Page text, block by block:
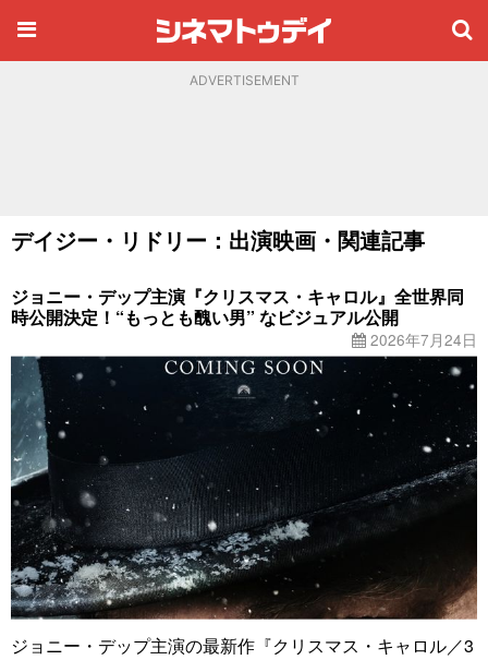
ADVERTISEMENT
デイジー・リドリー：出演映画・関連記事
ジョニー・デップ主演『クリスマス・キャロル』全世界同
時公開決定！“もっとも醜い男” なビジュアル公開
2026年7月24日
ジョニー・デップ主演の最新作『クリスマス・キャロル／3